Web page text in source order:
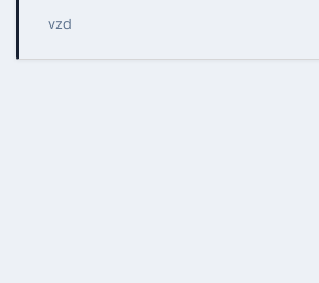
vzd